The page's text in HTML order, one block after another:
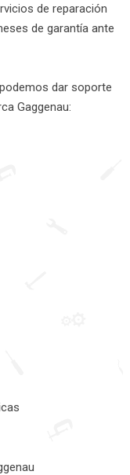
de reparación
de garantía ante
dar soporte
Gaggenau: